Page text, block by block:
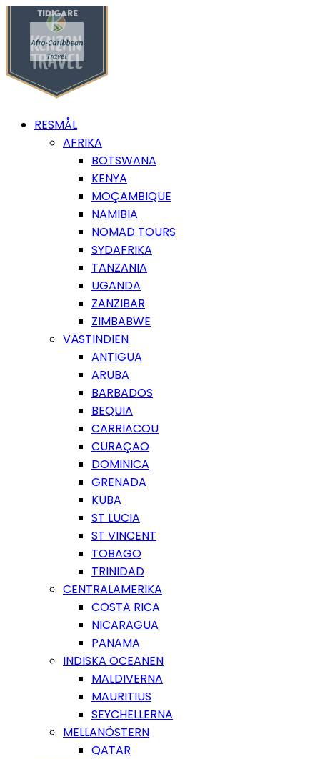
RESMÅL
AFRIKA
BOTSWANA
KENYA
MOÇAMBIQUE
NAMIBIA
NOMAD TOURS
SYDAFRIKA
TANZANIA
UGANDA
ZANZIBAR
ZIMBABWE
VÄSTINDIEN
ANTIGUA
ARUBA
BARBADOS
BEQUIA
CARRIACOU
CURAÇAO
DOMINICA
GRENADA
KUBA
ST LUCIA
ST VINCENT
TOBAGO
TRINIDAD
CENTRALAMERIKA
COSTA RICA
NICARAGUA
PANAMA
INDISKA OCEANEN
MALDIVERNA
MAURITIUS
SEYCHELLERNA
MELLANÖSTERN
QATAR